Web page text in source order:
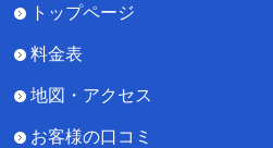
トップページ
料金表
地図・アクセス
お客様の口コミ